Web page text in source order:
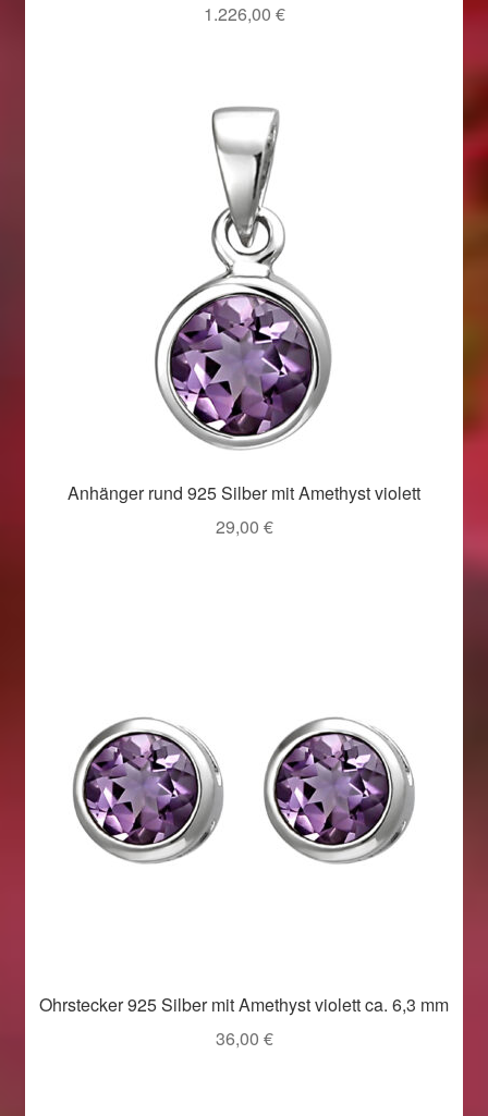
1.226,00 €
Anhänger rund 925 Silber mit Amethyst violett
29,00 €
Ohrstecker 925 Silber mit Amethyst violett ca. 6,3 mm
36,00 €